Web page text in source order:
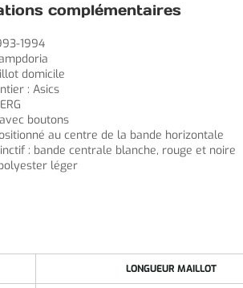
complémentaires
1994
domicile
: Asics
boutons
au centre de la bande horizontale
: bande centrale blanche, rouge et noire
léger
LONGUEUR MAILLOT